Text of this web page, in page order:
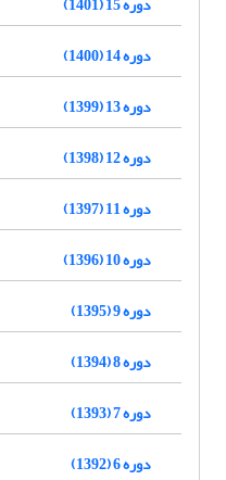
دوره 14 (1400)
دوره 13 (1399)
دوره 12 (1398)
دوره 11 (1397)
دوره 10 (1396)
دوره 9 (1395)
دوره 8 (1394)
دوره 7 (1393)
دوره 6 (1392)